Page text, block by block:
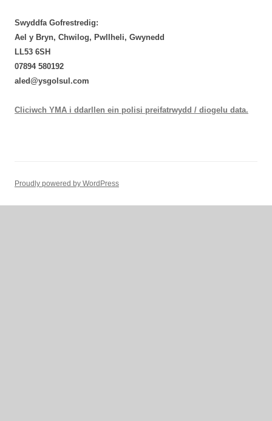
Swyddfa Gofrestredig:
Ael y Bryn, Chwilog, Pwllheli, Gwynedd
LL53 6SH
‭07894 580192‬
aled@ysgolsul.com
Cliciwch YMA i ddarllen ein polisi preifatrwydd / diogelu data.
Proudly powered by WordPress